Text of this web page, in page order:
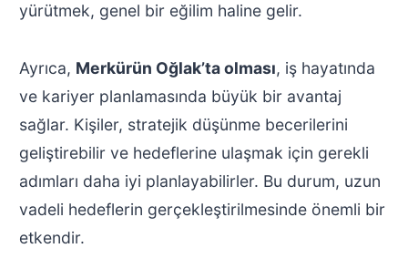
yürütmek, genel bir eğilim haline gelir.
Ayrıca, Merkürün Oğlak’ta olması, iş hayatında
ve kariyer planlamasında büyük bir avantaj
sağlar. Kişiler, stratejik düşünme becerilerini
geliştirebilir ve hedeflerine ulaşmak için gerekli
adımları daha iyi planlayabilirler. Bu durum, uzun
vadeli hedeflerin gerçekleştirilmesinde önemli bir
etkendir.